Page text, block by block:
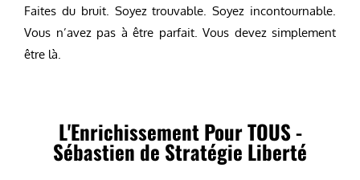
Faites du bruit. Soyez trouvable. Soyez incontournable.
Vous n’avez pas à être parfait. Vous devez simplement
être là.
L'Enrichissement Pour TOUS -
Sébastien de Stratégie Liberté